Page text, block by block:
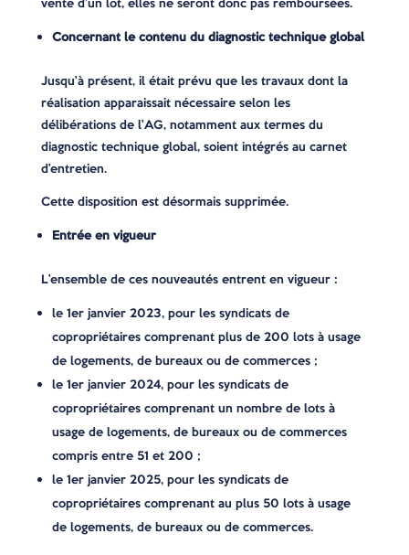
Concernant le contenu du diagnostic technique global
Jusqu’à présent, il était prévu que les travaux dont la
réalisation apparaissait nécessaire selon les
délibérations de l’AG, notamment aux termes du
diagnostic technique global, soient intégrés au carnet
d’entretien.
Cette disposition est désormais supprimée.
Entrée en vigueur
L’ensemble de ces nouveautés entrent en vigueur :
le 1er janvier 2023, pour les syndicats de
copropriétaires comprenant plus de 200 lots à usage
de logements, de bureaux ou de commerces ;
le 1er janvier 2024, pour les syndicats de
copropriétaires comprenant un nombre de lots à
usage de logements, de bureaux ou de commerces
compris entre 51 et 200 ;
le 1er janvier 2025, pour les syndicats de
copropriétaires comprenant au plus 50 lots à usage
de logements, de bureaux ou de commerces.